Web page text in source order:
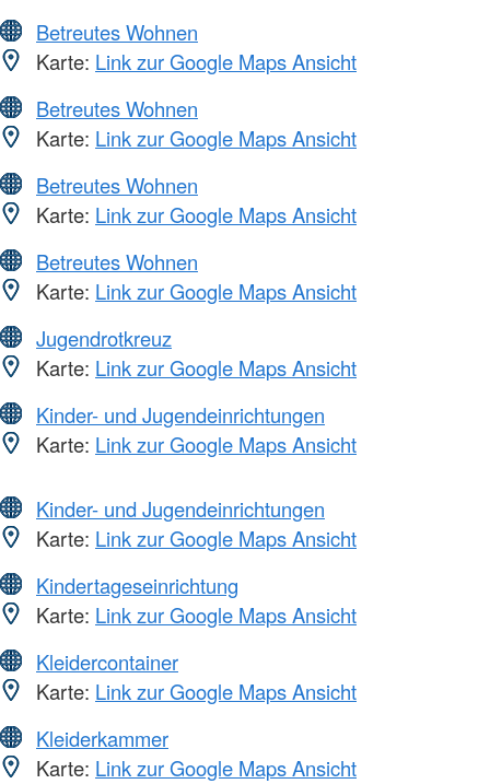
Betreutes Wohnen
Karte: Link zur Google Maps Ansicht
Betreutes Wohnen
Karte: Link zur Google Maps Ansicht
Betreutes Wohnen
Karte: Link zur Google Maps Ansicht
Betreutes Wohnen
Karte: Link zur Google Maps Ansicht
Jugendrotkreuz
Karte: Link zur Google Maps Ansicht
Kinder- und Jugendeinrichtungen
Karte: Link zur Google Maps Ansicht
Kinder- und Jugendeinrichtungen
Karte: Link zur Google Maps Ansicht
Kindertageseinrichtung
Karte: Link zur Google Maps Ansicht
Kleidercontainer
Karte: Link zur Google Maps Ansicht
Kleiderkammer
Karte: Link zur Google Maps Ansicht